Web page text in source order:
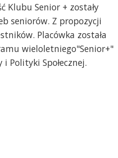
Klubu Senior + zostały
seniorów. Z propozycji
Placówka została
wieloletniego"Senior+"
Polityki Społecznej.